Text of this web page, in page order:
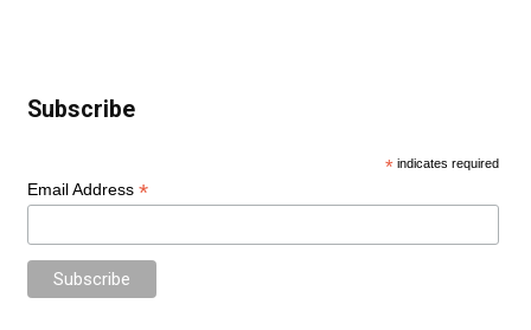
Subscribe
* indicates required
Email Address *